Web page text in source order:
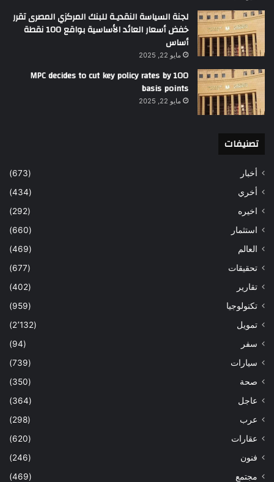
لجنة السياسة النقديـة للبنك المركزي المصرى تقرر
خفض أسعار العائد الأساسية بواقع 100 نقطة
أساس
مايو 22, 2025
MPC decides to cut key policy rates by 100
basis points
مايو 22, 2025
تصنيفات
أخبار
(673)
أخري
(434)
اخيره
(292)
استثمار
(660)
العالم
(469)
تحقيقات
(677)
تقارير
(402)
تكنولوجيا
(959)
تمويل
(2٬132)
سفر
(94)
سيارات
(739)
صحة
(350)
عاجل
(364)
عرب
(298)
عقارات
(620)
فنون
(246)
مجتمع
(469)